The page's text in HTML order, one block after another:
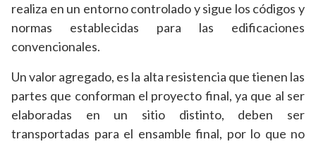
realiza en un entorno controlado y sigue los códigos y
normas establecidas para las edificaciones
convencionales.
Un valor agregado, es la alta resistencia que tienen las
partes que conforman el proyecto final, ya que al ser
elaboradas en un sitio distinto, deben ser
transportadas para el ensamble final, por lo que no